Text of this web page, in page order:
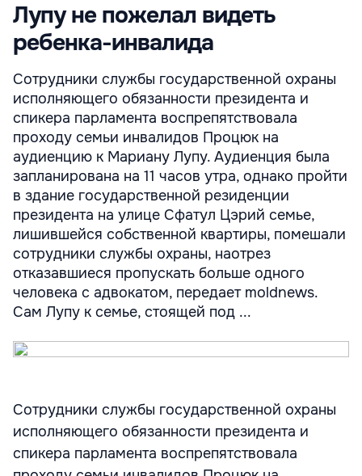
Лупу не пожелал видеть
ребенка-инвалида
Сотрудники службы государственной охраны
исполняющего обязанности президента и
спикера парламента воспрепятствовала
проходу семьи инвалидов Процюк на
аудиенцию к Мариану Лупу. Аудиенция была
запланирована на 11 часов утра, однако пройти
в здание государственной резиденции
президента на улице Сфатул Цэрий семье,
лишившейся собственной квартиры, помешали
сотрудники службы охраны, наотрез
отказавшиеся пропускать больше одного
человека с адвокатом, передает moldnews.
Сам Лупу к семье, стоящей под ...
Сотрудники службы государственной охраны
исполняющего обязанности президента и
спикера парламента воспрепятствовала